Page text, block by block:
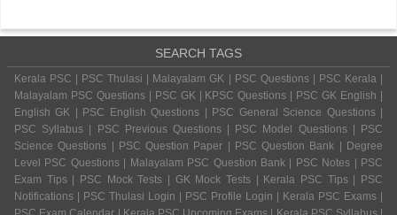
SEARCH TAGS
Kerala PSC | PSC Thulasi | Malayalam GK | PSC Questions | PSC Kerala |
Malayalam PSC Questions | PSC GK | KPSC Questions | PSC GK English |
English GK | PSC English Questions | PSC General Science Questions |
PSC Syllabus | PSC Previous Questions | PSC Model Questions | PSC
Science Questions | PSC Question Paper | PSC Question Bank | Degree
Level PSC Questions | Malayalam PSC Question Bank | PSC Notes | PSC
Exam Tips | PSC Mock Tests | GK Mock Tests | Kerala PSC Tips | PSC
Notifications | PSC Thulasi Login | PSC Profile Login | Kerala PSC Exams |